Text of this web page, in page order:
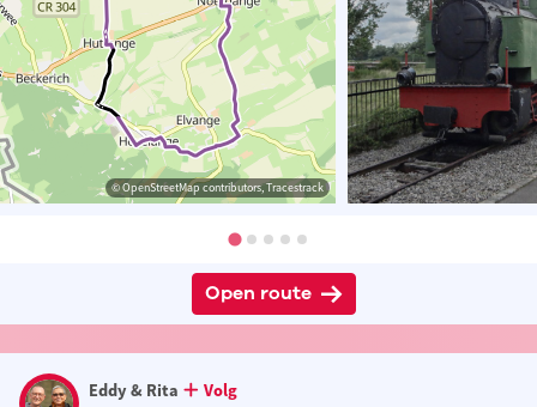
© OpenStreetMap contributors, Tracestrack
Open route
Eddy & Rita
Volg